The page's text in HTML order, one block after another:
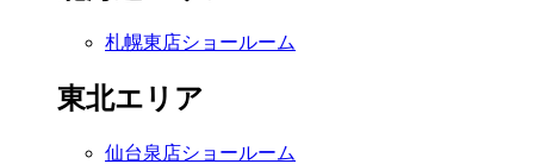
札幌東店ショールーム
東北エリア
仙台泉店ショールーム